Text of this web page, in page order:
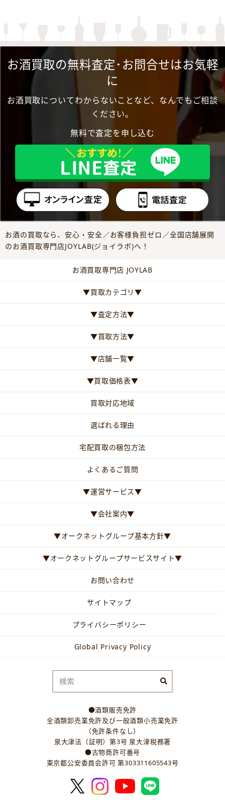
お酒買取の無料査定･お問合せはお気軽
に
お酒買取についてわからないことなど、なんでもご相談
ください。
無料で査定を申し込む
お酒の買取なら、安心・安全／お客様負担ゼロ／全国店舗展開
のお酒買取専門店JOYLAB(ジョイラボ)へ！
お酒買取専門店 JOYLAB
▼買取カテゴリ▼
▼査定方法▼
▼買取方法▼
▼店舗一覧▼
▼買取価格表▼
買取対応地域
選ばれる理由
宅配買取の梱包方法
よくあるご質問
▼運営サービス▼
▼会社案内▼
▼オークネットグループ基本方針▼
▼オークネットグループサービスサイト▼
お問い合わせ
サイトマップ
プライバシーポリシー
Global Privacy Policy
●酒類販売免許
全酒類卸売業免許及び一般酒類小売業免許
（免許条件なし）
泉大津法（証明）第3号 泉大津税務署
●古物商許可番号
東京都公安委員会許可 第303311605543号